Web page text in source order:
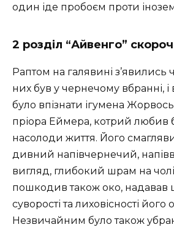
один іде пробоєм проти
2 розділ “Айвенго”
Раптом на галявині з’явились
них був у чернечому вбранні,
було впізнати ігумена
пріора Еймера, котрий любив
насолоди життя. Його
дивний напівчернечий,
вигляд, глибокий шрам на
пошкодив також око, надавав
суворості та лиховісності
Незвичайним було також